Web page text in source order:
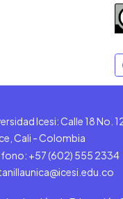
Icesi: Calle 18 No.
Cali - Colombia
+57 (602) 555 2334